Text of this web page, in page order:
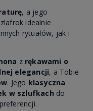
, a jego
idealnie
rytuałów, jak i
z rękawami o
elegancji, a Tobie
. Jego klasyczna
w szlufkach do